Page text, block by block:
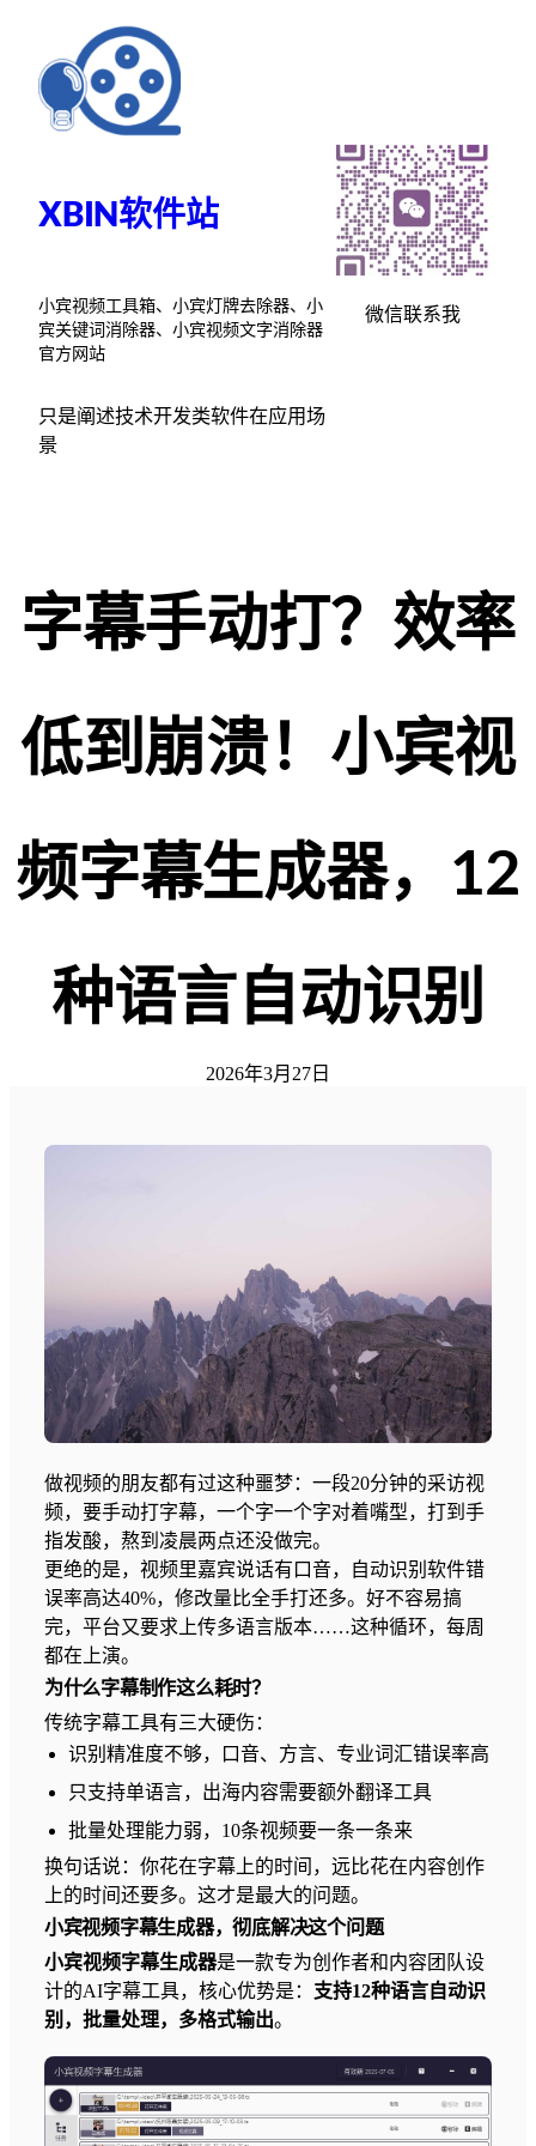
XBIN软件站
小宾视频工具箱、小宾灯牌去除器、小
宾关键词消除器、小宾视频文字消除器
官方网站
只是阐述技术开发类软件在应用场
景
微信联系我
字幕手动打？效率
低到崩溃！小宾视
频字幕生成器，12
种语言自动识别
2026年3月27日
做视频的朋友都有过这种噩梦：一段20分钟的采访视
频，要手动打字幕，一个字一个字对着嘴型，打到手
指发酸，熬到凌晨两点还没做完。
更绝的是，视频里嘉宾说话有口音，自动识别软件错
误率高达40%，修改量比全手打还多。好不容易搞
完，平台又要求上传多语言版本……这种循环，每周
都在上演。
为什么字幕制作这么耗时？
传统字幕工具有三大硬伤：
识别精准度不够，口音、方言、专业词汇错误率高
只支持单语言，出海内容需要额外翻译工具
批量处理能力弱，10条视频要一条一条来
换句话说：你花在字幕上的时间，远比花在内容创作
上的时间还要多。这才是最大的问题。
小宾视频字幕生成器，彻底解决这个问题
小宾视频字幕生成器是一款专为创作者和内容团队设
计的AI字幕工具，核心优势是： 支持12种语言自动识
别，批量处理，多格式输出。